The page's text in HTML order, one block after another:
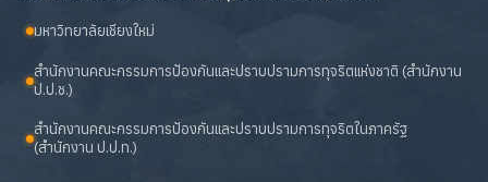
มหาวิทยาลัยเชียงใหม่
สำนักงานคณะกรรมการป้องกันและปราบปรามการทุจริตแห่งชาติ (สำนักงาน
ป.ป.ช.)
สำนักงานคณะกรรมการป้องกันและปราบปรามการทุจริตในภาครัฐ
(สำนักงาน ป.ป.ท.)